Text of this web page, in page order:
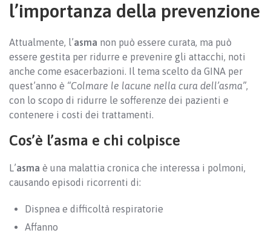
l’importanza della prevenzione
Attualmente, l’asma non può essere curata, ma può
essere gestita per ridurre e prevenire gli attacchi, noti
anche come esacerbazioni. Il tema scelto da GINA per
quest’anno è “Colmare le lacune nella cura dell’asma”,
con lo scopo di ridurre le sofferenze dei pazienti e
contenere i costi dei trattamenti.
Cos’è l’asma e chi colpisce
L’asma è una malattia cronica che interessa i polmoni,
causando episodi ricorrenti di:
Dispnea e difficoltà respiratorie
Affanno